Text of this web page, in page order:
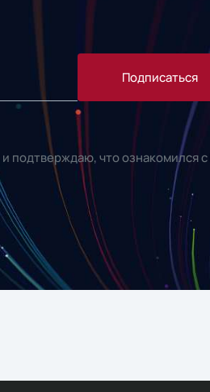
Подписаться
и подтверждаю, что ознакомился с